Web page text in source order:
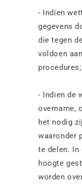
- Indien
gegevens
die tegen
voldoen
procedures;
- Indien de
overname,
het nodig
waaronder
te delen. In
hoogte
worden